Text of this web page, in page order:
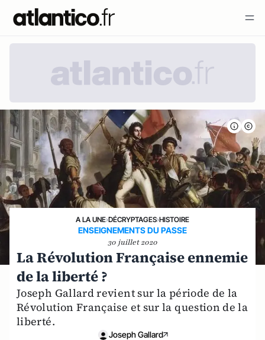
A LA UNE›DÉCRYPTAGES›HISTOIRE
ENSEIGNEMENTS DU PASSE
30 juillet 2020
La Révolution Française ennemie
de la liberté ?
Joseph Gallard revient sur la période de la
Révolution Française et sur la question de la
liberté.
Joseph Gallard